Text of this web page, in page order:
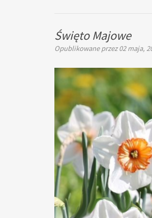
Święto Majowe
Opublikowane przez02 maja,